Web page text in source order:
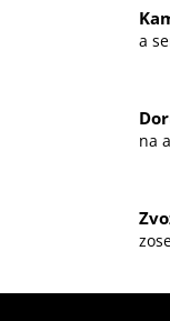
a
na